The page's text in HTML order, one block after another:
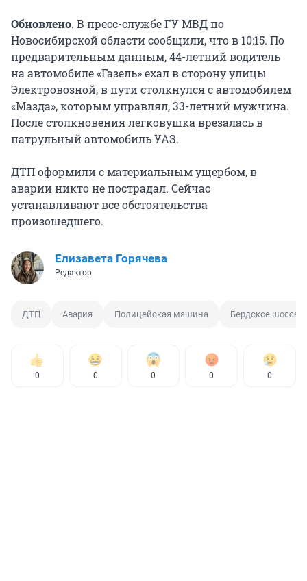
Обновлено. В пресс-службе ГУ МВД по
Новосибирской области сообщили, что в 10:15. По
предварительным данным, 44-летний водитель
на автомобиле «Газель» ехал в сторону улицы
Электровозной, в пути столкнулся с автомобилем
«Мазда», которым управлял, 33-летний мужчина.
После столкновения легковушка врезалась в
патрульный автомобиль УАЗ.
ДТП оформили с материальным ущербом, в
аварии никто не пострадал. Сейчас
устанавливают все обстоятельства
произошедшего.
Елизавета Горячева
Редактор
ДТП Авария Полицейская машина Бердское шоссе
0 0 0 0 0